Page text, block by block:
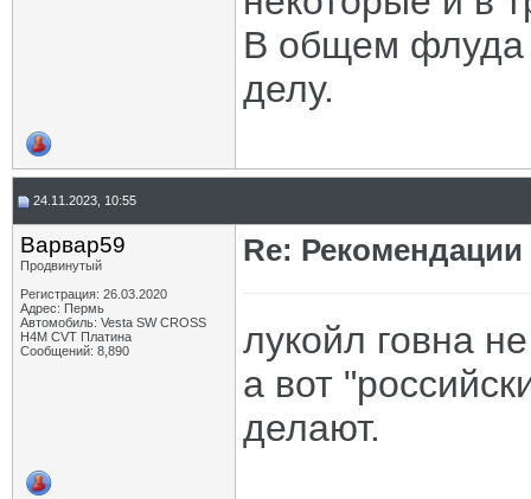
В общем флуда
делу.
24.11.2023, 10:55
Варвар59
Продвинутый
Регистрация: 26.03.2020
Адрес: Пермь
Автомобиль: Vesta SW CROSS
H4M CVT Платина
Сообщений: 8,890
Re:
лукойл говна
а вот
делают.